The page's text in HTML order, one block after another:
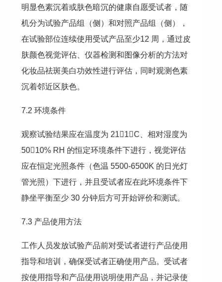
明显色素沉着或肤色暗沉的健康自愿受试者，随
机分为试验产品组（侧）和对照产品组（侧），
在试验部位连续使用受试产品至少12 周，通过皮
肤颜色视觉评估、仪器检测和图像分析的方法对
化妆品祛斑美白功效性进行评估，同时观测色素
沉着邻近区肤色。
7.2 环境条件
观察试验结果应在温度为 211C、相对湿度为
5010% RH 的恒定环境条件下进行，视觉评估
应在恒定光照条件（色温 5500-6500K 的日光灯
管光照）下进行，并且受试者应在此环境条件下
静坐平衡至少 30 分钟后方可开始评价和测试。
7.3 产品使用方法
工作人员发放试验产品前对受试者进行产品使用
指导和培训，确保受试者正确使用产品。受试者
按使用指导和产品使用说明使用产品，并记录使